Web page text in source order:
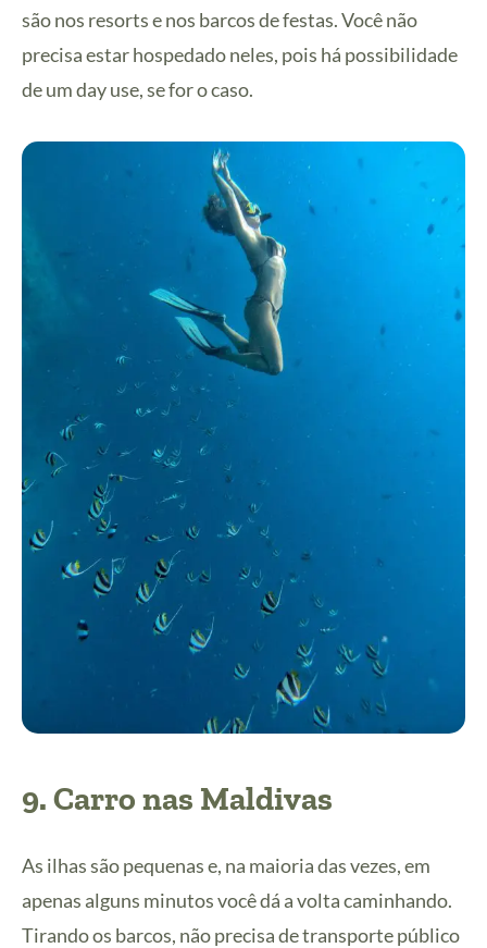
são nos resorts e nos barcos de festas. Você não
precisa estar hospedado neles, pois há possibilidade
de um day use, se for o caso.
9. Carro nas Maldivas
As ilhas são pequenas e, na maioria das vezes, em
apenas alguns minutos você dá a volta caminhando.
Tirando os barcos, não precisa de transporte público